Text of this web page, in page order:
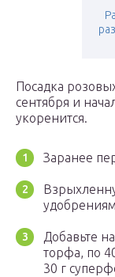
Посадка
сентября и
укоренится.
Заранее
Добавьте
торфа, по
30 г